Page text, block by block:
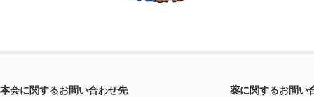
本会に関するお問い合わせ先
薬に関するお問い